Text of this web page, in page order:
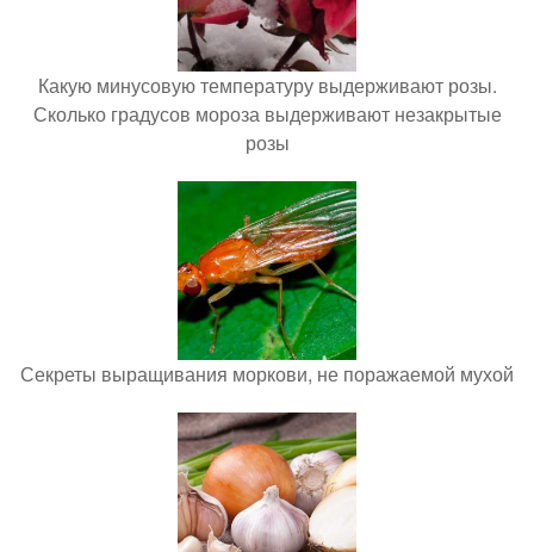
Какую минусовую температуру выдерживают розы.
Сколько градусов мороза выдерживают незакрытые
розы
Секреты выращивания моркови, не поражаемой мухой